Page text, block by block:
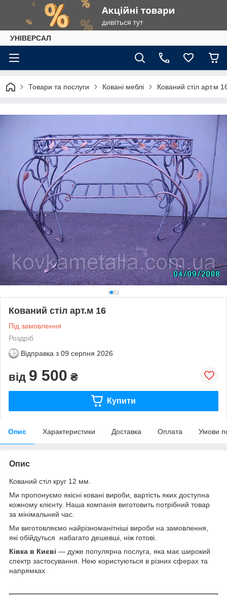
УНІВЕРСАЛ
Товари та послуги Ковані меблі Кований стіл арт.м
Кований стіл арт.м 16
Під замовлення
Роздріб
Відправка з 09 серпня 2026
від 9 500 ₴
Купити
Опис Характеристики Доставка Оплата Умови
Опис
Кований стіл круг 12 мм.
Ми пропонуємо якісні ковані вироби, вартість яких доступна
кожному клієнту. Наша компанія виготовить потрібний товар
за мінімальний час.
Ми виготовляємо найрізноманітніші вироби на замовлення,
які обійдуться набагато дешевші, ніж готові.
Ківка в Києві — дуже популярна послуга, яка має широкий
спектр застосування. Нею користуються в різних сферах та
напрямках.